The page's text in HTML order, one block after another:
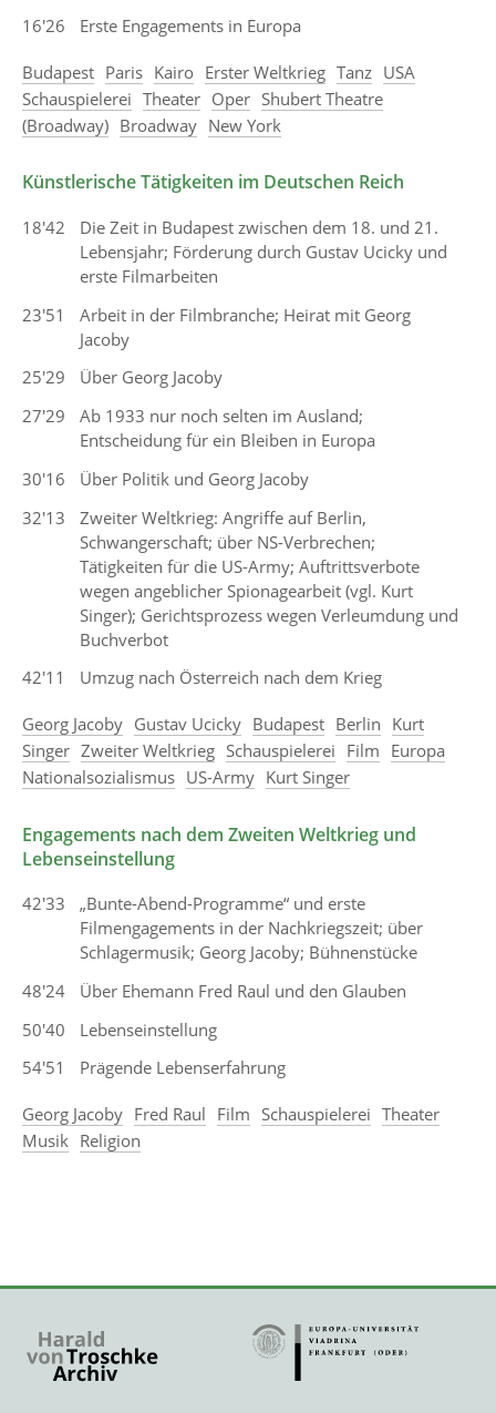
16'26
Erste Engagements in Europa
Budapest Paris Kairo Erster Weltkrieg Tanz USA
Schauspielerei Theater Oper Shubert Theatre
(Broadway) Broadway New York
Künstlerische Tätigkeiten im Deutschen Reich
18'42
Die Zeit in Budapest zwischen dem 18. und 21.
Lebensjahr; Förderung durch Gustav Ucicky und
erste Filmarbeiten
23'51
Arbeit in der Filmbranche; Heirat mit Georg
Jacoby
25'29
Über Georg Jacoby
27'29
Ab 1933 nur noch selten im Ausland;
Entscheidung für ein Bleiben in Europa
30'16
Über Politik und Georg Jacoby
32'13
Zweiter Weltkrieg: Angriffe auf Berlin,
Schwangerschaft; über NS-Verbrechen;
Tätigkeiten für die US-Army; Auftrittsverbote
wegen angeblicher Spionagearbeit (vgl. Kurt
Singer); Gerichtsprozess wegen Verleumdung und
Buchverbot
42'11
Umzug nach Österreich nach dem Krieg
Georg Jacoby Gustav Ucicky Budapest Berlin Kurt
Singer Zweiter Weltkrieg Schauspielerei Film Europa
Nationalsozialismus US-Army Kurt Singer
Engagements nach dem Zweiten Weltkrieg und
Lebenseinstellung
42'33
„Bunte-Abend-Programme“ und erste
Filmengagements in der Nachkriegszeit; über
Schlagermusik; Georg Jacoby; Bühnenstücke
48'24
Über Ehemann Fred Raul und den Glauben
50'40
Lebenseinstellung
54'51
Prägende Lebenserfahrung
Georg Jacoby Fred Raul Film Schauspielerei Theater
Musik Religion